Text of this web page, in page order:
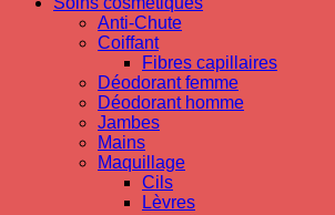
Anti-Chute
Coiffant
Fibres capillaires
Déodorant femme
Déodorant homme
Jambes
Mains
Maquillage
Cils
Lèvres